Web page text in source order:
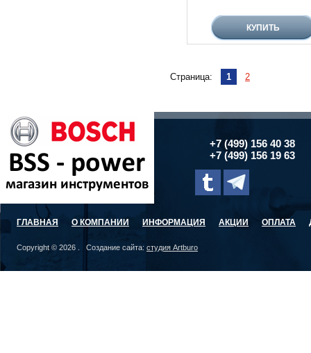
Страница: 1 2
+7 (499) 156 40 38
+7 (499) 156 19 63
ГЛАВНАЯ О КОМПАНИИ ИНФОРМАЦИЯ АКЦИИ ОПЛАТА
Copyright © 2026 . Создание сайта: студия Artburo